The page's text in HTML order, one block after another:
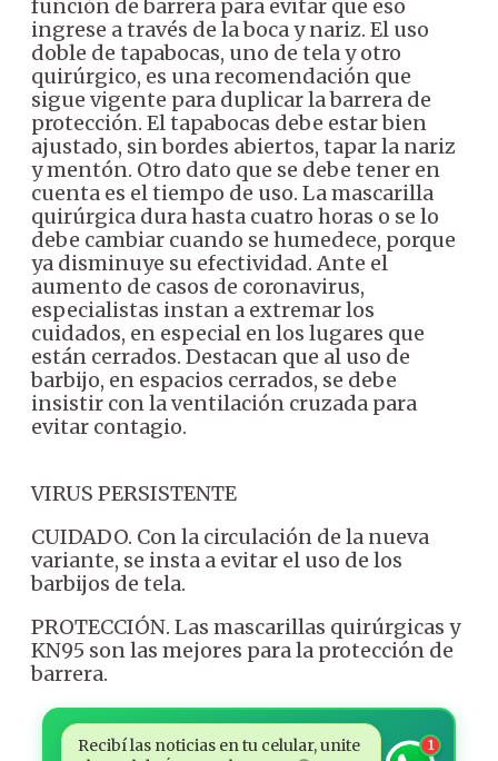
función de barrera para evitar que eso
ingrese a través de la boca y nariz. El uso
doble de tapabocas, uno de tela y otro
quirúrgico, es una recomendación que
sigue vigente para duplicar la barrera de
protección. El tapabocas debe estar bien
ajustado, sin bordes abiertos, tapar la nariz
y mentón. Otro dato que se debe tener en
cuenta es el tiempo de uso. La mascarilla
quirúrgica dura hasta cuatro horas o se lo
debe cambiar cuando se humedece, porque
ya disminuye su efectividad. Ante el
aumento de casos de coronavirus,
especialistas instan a extremar los
cuidados, en especial en los lugares que
están cerrados. Destacan que al uso de
barbijo, en espacios cerrados, se debe
insistir con la ventilación cruzada para
evitar contagio.
VIRUS PERSISTENTE
CUIDADO. Con la circulación de la nueva
variante, se insta a evitar el uso de los
barbijos de tela.
PROTECCIÓN. Las mascarillas quirúrgicas y
KN95 son las mejores para la protección de
barrera.
Recibí las noticias en tu celular, unite
1